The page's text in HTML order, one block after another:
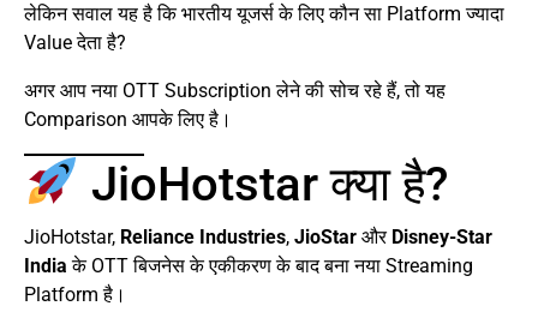
लेकिन सवाल यह है कि भारतीय यूजर्स के लिए कौन सा Platform ज्यादा
Value देता है?
अगर आप नया OTT Subscription लेने की सोच रहे हैं, तो यह
Comparison आपके लिए है।
JioHotstar क्या है?
JioHotstar, Reliance Industries, JioStar और Disney-Star
India के OTT बिजनेस के एकीकरण के बाद बना नया Streaming
Platform है।